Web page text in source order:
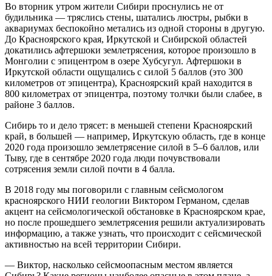
Во вторник утром жители Сибири проснулись не от
будильника — тряслись стены, шатались люстры, рыбки в
аквариумах беспокойно метались из одной стороны в другую.
До Красноярского края, Иркутской и Сибирской областей
докатились афтершоки землетрясения, которое произошло в
Монголии с эпицентром в озере Хубсугул. Афтершоки в
Иркутской области ощущались с силой 5 баллов (это 300
километров от эпицентра), Красноярский край находится в
800 километрах от эпицентра, поэтому толчки были слабее, в
районе 3 баллов.
Сибирь то и дело трясет: в меньшей степени Красноярский
край, в большей — например, Иркутскую область, где в конце
2020 года произошло землетрясение силой в 5–6 баллов, или
Тыву, где в сентябре 2020 года люди почувствовали
сотрясения земли силой почти в 4 балла.
В 2018 году мы поговорили с главным сейсмологом
красноярского НИИ геологии Виктором Германом, сделав
акцент на сейсмологической обстановке в Красноярском крае,
но после прошедшего землетрясения решили актуализировать
информацию, а также узнать, что происходит с сейсмической
активностью на всей территории Сибири.
— Виктор, насколько сейсмоопасным местом является